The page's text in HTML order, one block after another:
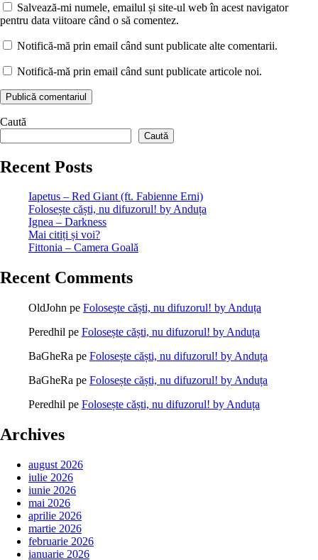
Salvează-mi numele, emailul și site-ul web în acest navigator
pentru data viitoare când o să comentez.
Notifică-mă prin email când sunt publicate alte comentarii.
Notifică-mă prin email când sunt publicate articole noi.
Caută
Caută
Recent Posts
Iapetus – Red Giant (ft. Fabienne Erni)
Folosește căști, nu difuzorul! by Anduța
Ignea – Darkness
Mai citiți și voi?
Fittonia – Camera Goală
Recent Comments
OldJohn pe Folosește căști, nu difuzorul! by Anduța
Peredhil pe Folosește căști, nu difuzorul! by Anduța
BaGheRa pe Folosește căști, nu difuzorul! by Anduța
BaGheRa pe Folosește căști, nu difuzorul! by Anduța
Peredhil pe Folosește căști, nu difuzorul! by Anduța
Archives
august 2026
iulie 2026
iunie 2026
mai 2026
aprilie 2026
martie 2026
februarie 2026
ianuarie 2026